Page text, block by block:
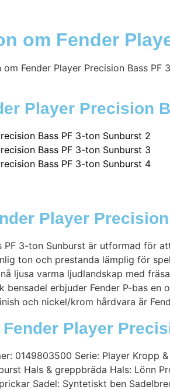
om Fender
Fender Player Precision Bass
Player Precision
Player
PF 3-ton Sunburst är utformad för
ton och prestanda lämplig för
ljusa varma ljudlandskap med
bensadel erbjuder Fender P-bas
och nickel/krom hårdvara är
Player
0149803500 Serie: Player Kropp
Hals & greppbräda Hals: Lönn
Sadel: Syntetiskt ben